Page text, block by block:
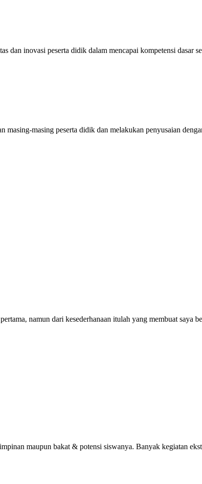
dan inovasi peserta didik dalam mencapai kompetensi dasar
masing peserta didik dan melakukan penyusaian
namun dari kesederhanaan itulah yang membuat saya
maupun bakat & potensi siswanya. Banyak kegiatan